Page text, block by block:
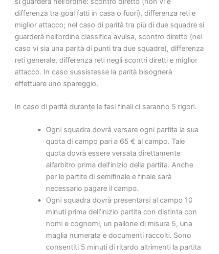
differenza tra goal fatti in casa o fuori), differenza reti e
miglior attacco; nel caso di parità tra più di due squadre si
guarderà nell’ordine classifica avulsa, scontro diretto (nel
caso vi sia una parità di punti tra due squadre), differenza
reti generale, differenza reti negli scontri diretti e miglior
attacco. In caso sussistesse la parità bisognerà
effettuare uno spareggio.
In caso di parità durante le fasi finali ci saranno 5 rigori.
Ogni squadra dovrà versare ogni partita la sua
quota di campo pari a 65 € al campo. Tale
quota dovrà essere versata direttamente
all’arbitro prima dell’inizio della partita. Anche
per le partite di semifinale e finale sarà
necessario pagare il campo.
Ogni squadra dovrà presentarsi al campo 10
minuti prima dell’inizio partita con distinta con
nomi e cognomi, un pallone di misura 5, una
maglia numerata e documenti raccolti. Sono
consentiti 5 minuti di ritardo altrimenti la partita